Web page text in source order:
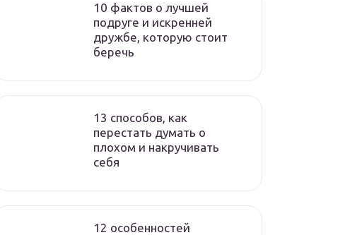
10 фактов о лучшей
подруге и искренней
дружбе, которую стоит
беречь
13 способов, как
перестать думать о
плохом и накручивать
себя
12 особенностей